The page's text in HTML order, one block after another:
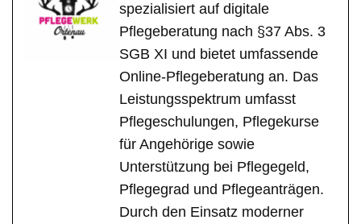
spezialisiert auf digitale
Pflegeberatung nach §37 Abs. 3
SGB XI und bietet umfassende
Online-Pflegeberatung an. Das
Leistungsspektrum umfasst
Pflegeschulungen, Pflegekurse
für Angehörige sowie
Unterstützung bei Pflegegeld,
Pflegegrad und Pflegeanträgen.
Durch den Einsatz moderner